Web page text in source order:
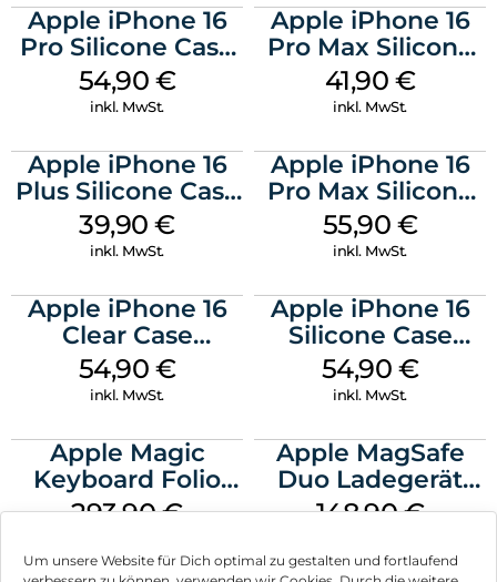
Um unsere Website für Dich optimal zu gestalten und fortlaufend
Apple iPhone 16
Pro Silicone Case
MagSafe Black
54,90 €
inkl. MwSt.
Apple iPhone 16
Pro Max Silicone
Case MagSafe
Ultramarine
41,90 €
inkl. MwSt.
Apple iPhone 16
Plus Silicone Case
MagSafe Plum
39,90€
inkl. MwSt.
Apple iPhone 16
Pro Max Silicone
Case MagSafe
Stone Gray
55,90 €
inkl. MwSt.
Apple iPhone 16
Clear Case
MagSafe
Transparent
54,90 €
inkl. MwSt.
Apple iPhone 16
Silicone Case
MagSafe Black
54,90 €
inkl. MwSt.
Apple Magic
Keyboard Folio
iPad 10.9″ (10.Gen.)
293,90€
Apple MagSafe
Duo Ladegerät
Weiß
148,90€